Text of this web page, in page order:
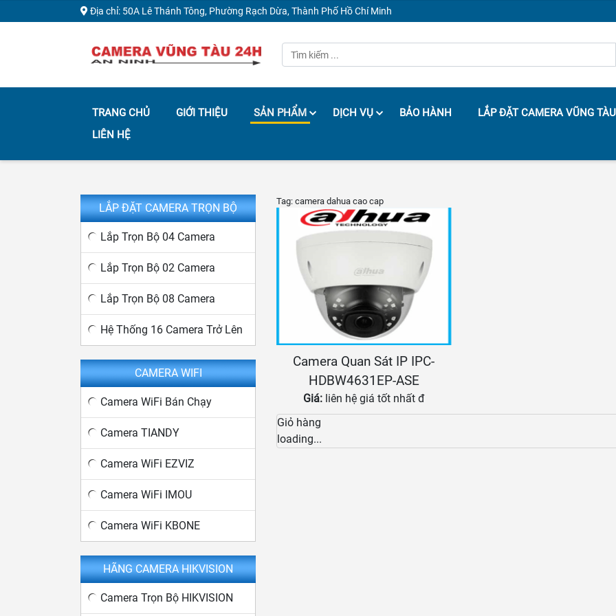
Địa chỉ: 50A Lê Thánh Tông, Phường Rạch Dừa, Thành Phố Hồ Chí Minh
TRANG CHỦ GIỚI THIỆU SẢN PHẨM DỊCH VỤ BẢO HÀNH
LẮP ĐẶT CAMERA VŨNG TÀU
LIÊN HỆ
Tag: camera dahua cao cap
Camera Quan Sát IP IPC-
HDBW4631EP-ASE
Giá: liên hệ giá tốt nhất đ
Giỏ hàng
loading...
LẮP ĐẶT CAMERA TRỌN BỘ
Lắp Trọn Bộ 04 Camera
Lắp Trọn Bộ 02 Camera
Lắp Trọn Bộ 08 Camera
Hệ Thống 16 Camera Trở Lên
CAMERA WIFI
Camera WiFi Bán Chạy
Camera TIANDY
Camera WiFi EZVIZ
Camera WiFi IMOU
Camera WiFi KBONE
HÃNG CAMERA HIKVISION
Camera Trọn Bộ HIKVISION